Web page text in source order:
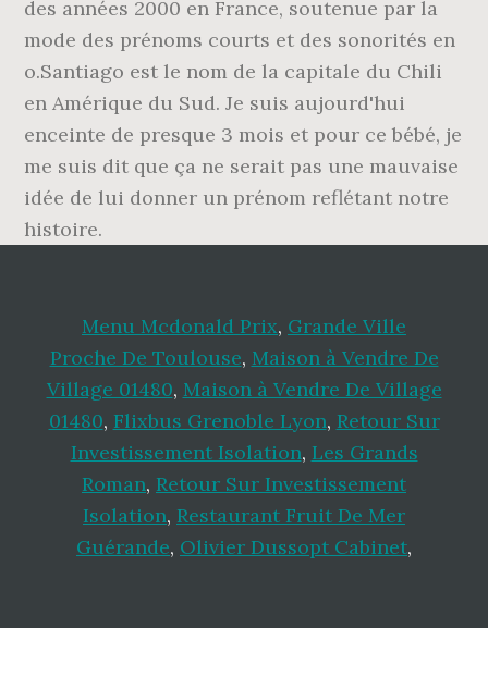
des années 2000 en France, soutenue par la
mode des prénoms courts et des sonorités en
o.Santiago est le nom de la capitale du Chili
en Amérique du Sud. Je suis aujourd'hui
enceinte de presque 3 mois et pour ce bébé, je
me suis dit que ça ne serait pas une mauvaise
idée de lui donner un prénom reflétant notre
histoire.
Menu Mcdonald Prix, Grande Ville
Proche De Toulouse, Maison à Vendre De
Village 01480, Maison à Vendre De Village
01480, Flixbus Grenoble Lyon, Retour Sur
Investissement Isolation, Les Grands
Roman, Retour Sur Investissement
Isolation, Restaurant Fruit De Mer
Guérande, Olivier Dussopt Cabinet,